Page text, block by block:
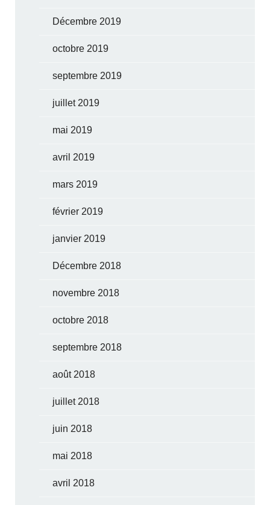
Décembre 2019
octobre 2019
septembre 2019
juillet 2019
mai 2019
avril 2019
mars 2019
février 2019
janvier 2019
Décembre 2018
novembre 2018
octobre 2018
septembre 2018
août 2018
juillet 2018
juin 2018
mai 2018
avril 2018